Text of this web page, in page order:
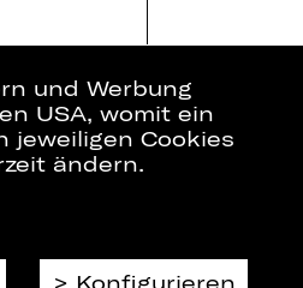
und Werbung
USA, womit ein
jeweiligen Cookies
ändern.
Konfigurieren